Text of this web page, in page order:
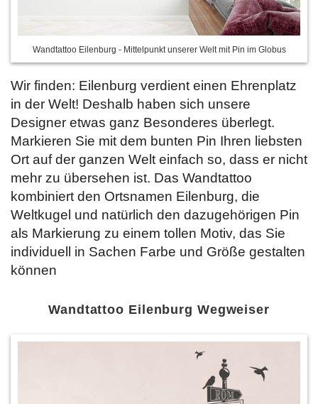
Wandtattoo Eilenburg - Mittelpunkt unserer Welt mit Pin im Globus
Wir finden: Eilenburg verdient einen Ehrenplatz
in der Welt! Deshalb haben sich unsere
Designer etwas ganz Besonderes überlegt.
Markieren Sie mit dem bunten Pin Ihren liebsten
Ort auf der ganzen Welt einfach so, dass er nicht
mehr zu übersehen ist. Das Wandtattoo
kombiniert den Ortsnamen Eilenburg, die
Weltkugel und natürlich den dazugehörigen Pin
als Markierung zu einem tollen Motiv, das Sie
individuell in Sachen Farbe und Größe gestalten
können
Wandtattoo Eilenburg Wegweiser